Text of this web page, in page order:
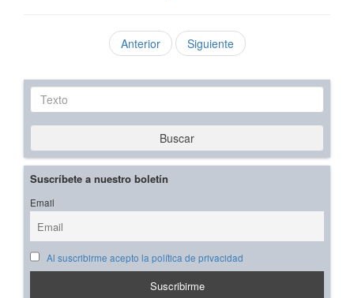
Anterior Siguiente
Texto
Buscar
Suscríbete a nuestro boletín
Email
Al suscribirme acepto la política de privacidad